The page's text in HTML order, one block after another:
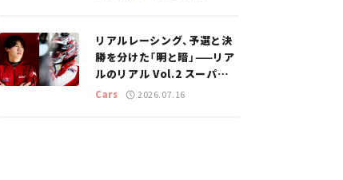
リアルレーシング、予選と決
勝を分けた「明と暗」——リア
ルのリアル Vol.2 スーパー
GT 2026開幕戦 岡山国際サ
Cars 2026.07.16